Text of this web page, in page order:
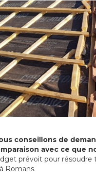
conseillons de
avec ce que
prévoit pour
Romans.